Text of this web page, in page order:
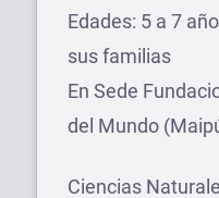
Edades: 5 a 7
sus familias
En Sede
del Mundo
Ciencias